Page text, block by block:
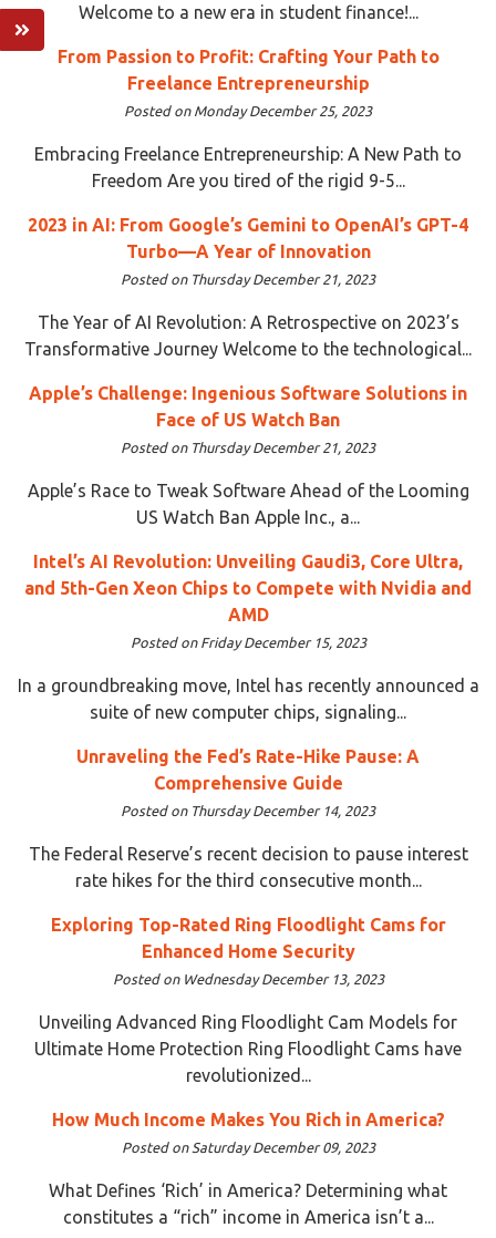
Welcome to a new era in student finance!...
From Passion to Profit: Crafting Your Path to
Freelance Entrepreneurship
Posted on Monday December 25, 2023
Embracing Freelance Entrepreneurship: A New Path to
Freedom Are you tired of the rigid 9-5...
2023 in AI: From Google’s Gemini to OpenAI’s GPT-4
Turbo—A Year of Innovation
Posted on Thursday December 21, 2023
The Year of AI Revolution: A Retrospective on 2023’s
Transformative Journey Welcome to the technological...
Apple’s Challenge: Ingenious Software Solutions in
Face of US Watch Ban
Posted on Thursday December 21, 2023
Apple’s Race to Tweak Software Ahead of the Looming
US Watch Ban Apple Inc., a...
Intel’s AI Revolution: Unveiling Gaudi3, Core Ultra,
and 5th-Gen Xeon Chips to Compete with Nvidia and
AMD
Posted on Friday December 15, 2023
In a groundbreaking move, Intel has recently announced a
suite of new computer chips, signaling...
Unraveling the Fed’s Rate-Hike Pause: A
Comprehensive Guide
Posted on Thursday December 14, 2023
The Federal Reserve’s recent decision to pause interest
rate hikes for the third consecutive month...
Exploring Top-Rated Ring Floodlight Cams for
Enhanced Home Security
Posted on Wednesday December 13, 2023
Unveiling Advanced Ring Floodlight Cam Models for
Ultimate Home Protection Ring Floodlight Cams have
revolutionized...
How Much Income Makes You Rich in America?
Posted on Saturday December 09, 2023
What Defines ‘Rich’ in America? Determining what
constitutes a “rich” income in America isn’t a...